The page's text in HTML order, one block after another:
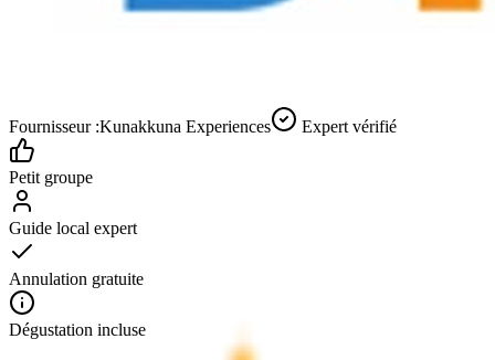
Fournisseur :Kunakkuna Experiences Expert vérifié
Petit groupe
Guide local expert
Annulation gratuite
Dégustation incluse